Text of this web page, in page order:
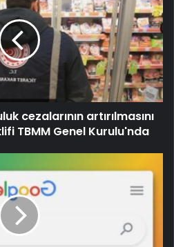
cezalarının artırılmasını
TBMM Genel Kurulu'nda